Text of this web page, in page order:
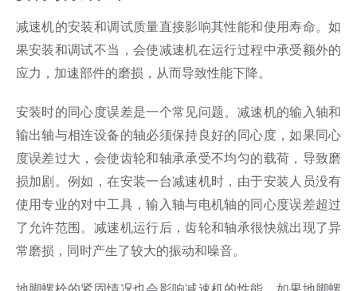
减速机的安装和调试质量直接影响其性能和使用寿命。如
果安装和调试不当，会使减速机在运行过程中承受额外的
应力，加速部件的磨损，从而导致性能下降。
安装时的同心度误差是一个常见问题。减速机的输入轴和
输出轴与相连设备的轴必须保持良好的同心度，如果同心
度误差过大，会使齿轮和轴承承受不均匀的载荷，导致磨
损加剧。例如，在安装一台减速机时，由于安装人员没有
使用专业的对中工具，输入轴与电机轴的同心度误差超过
了允许范围。减速机运行后，齿轮和轴承很快就出现了异
常磨损，同时产生了较大的振动和噪音。